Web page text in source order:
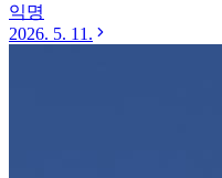
익명
2026. 5. 11.